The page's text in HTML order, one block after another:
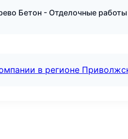
Бетон - Отделочные
в регионе